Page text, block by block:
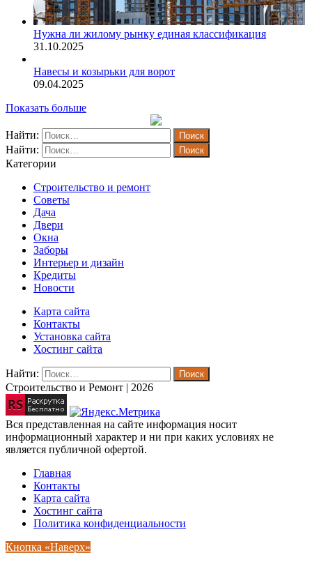
Нужна ли жилому рынку единая классификация
31.10.2025
Навесы и козырьки для ворот
09.04.2025
Показать больше
Найти:
Найти:
Категории
Строительство и ремонт
Советы
Дача
Двери
Окна
Заборы
Интерьер и дизайн
Кредиты
Новости
Карта сайта
Контакты
Установка сайта
Хостинг сайта
Найти:
Строительство и Ремонт | 2026
Вся представленная на сайте информация носит
информационный характер и ни при каких условиях не
является публичной офертой.
Главная
Контакты
Карта сайта
Хостинг сайта
Политика конфиденциальности
Кнопка «Наверх»